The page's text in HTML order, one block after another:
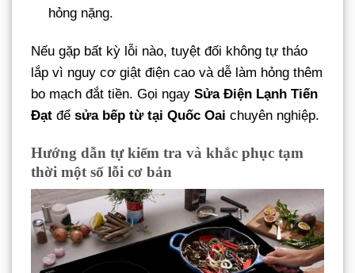
hỏng nặng.
Nếu gặp bất kỳ lỗi nào, tuyệt đối không tự tháo
lắp vì nguy cơ giật điện cao và dễ làm hỏng thêm
bo mạch đắt tiền. Gọi ngay Sửa Điện Lạnh Tiến
Đạt để sửa bếp từ tại Quốc Oai chuyên nghiệp.
Hướng dẫn tự kiểm tra và khắc phục tạm
thời một số lỗi cơ bản